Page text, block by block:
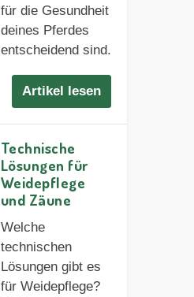
für die Gesundheit
deines Pferdes
entscheidend sind.
Artikel lesen
Technische
Lösungen für
Weidepflege
und Zäune
Welche
technischen
Lösungen gibt es
für Weidepflege?